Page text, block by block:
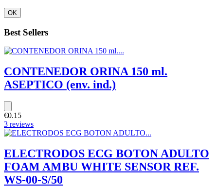
OK
Best Sellers
CONTENEDOR ORINA 150 ml.
ASEPTICO (env. ind.)
€0.15
3 reviews
ELECTRODOS ECG BOTON ADULTO
FOAM AMBU WHITE SENSOR REF.
WS-00-S/50